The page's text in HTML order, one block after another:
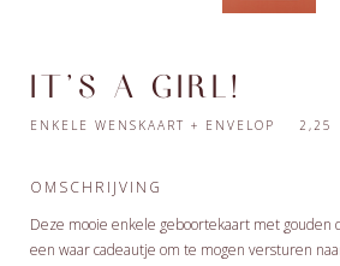
IT'S A GIRL!
ENKELE WENSKAART + ENVELOP 2,25
OMSCHRIJVING
Deze mooie enkele geboortekaart met gouden
een waar cadeautje om te mogen versturen